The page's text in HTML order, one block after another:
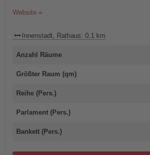
Website »
Innenstadt, Rathaus: 0,1 km
Anzahl Räume
Größter Raum (qm)
Reihe (Pers.)
Parlament (Pers.)
Bankett (Pers.)